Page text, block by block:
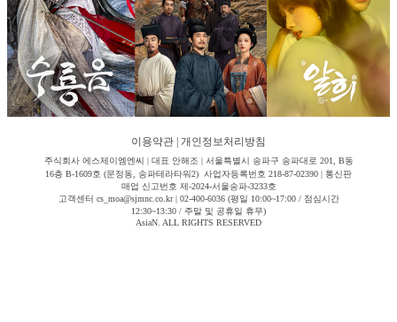
이용약관 개인정보처리방침
주식회사 에스제이엠엔씨 | 대표 안해조 | 서울특별시 송파구 송파대로 201, B동
16층 B-1609호 (문정동, 송파테라타워2) 사업자등록번호 218-87-02390 | 통신판
매업 신고번호 제-2024-서울송파-3233호
고객센터 cs_moa@sjmnc.co.kr | 02-400-6036 (평일 10:00~17:00 / 점심시간
12:30~13:30 / 주말 및 공휴일 휴무)
AsiaN. ALL RIGHTS RESERVED